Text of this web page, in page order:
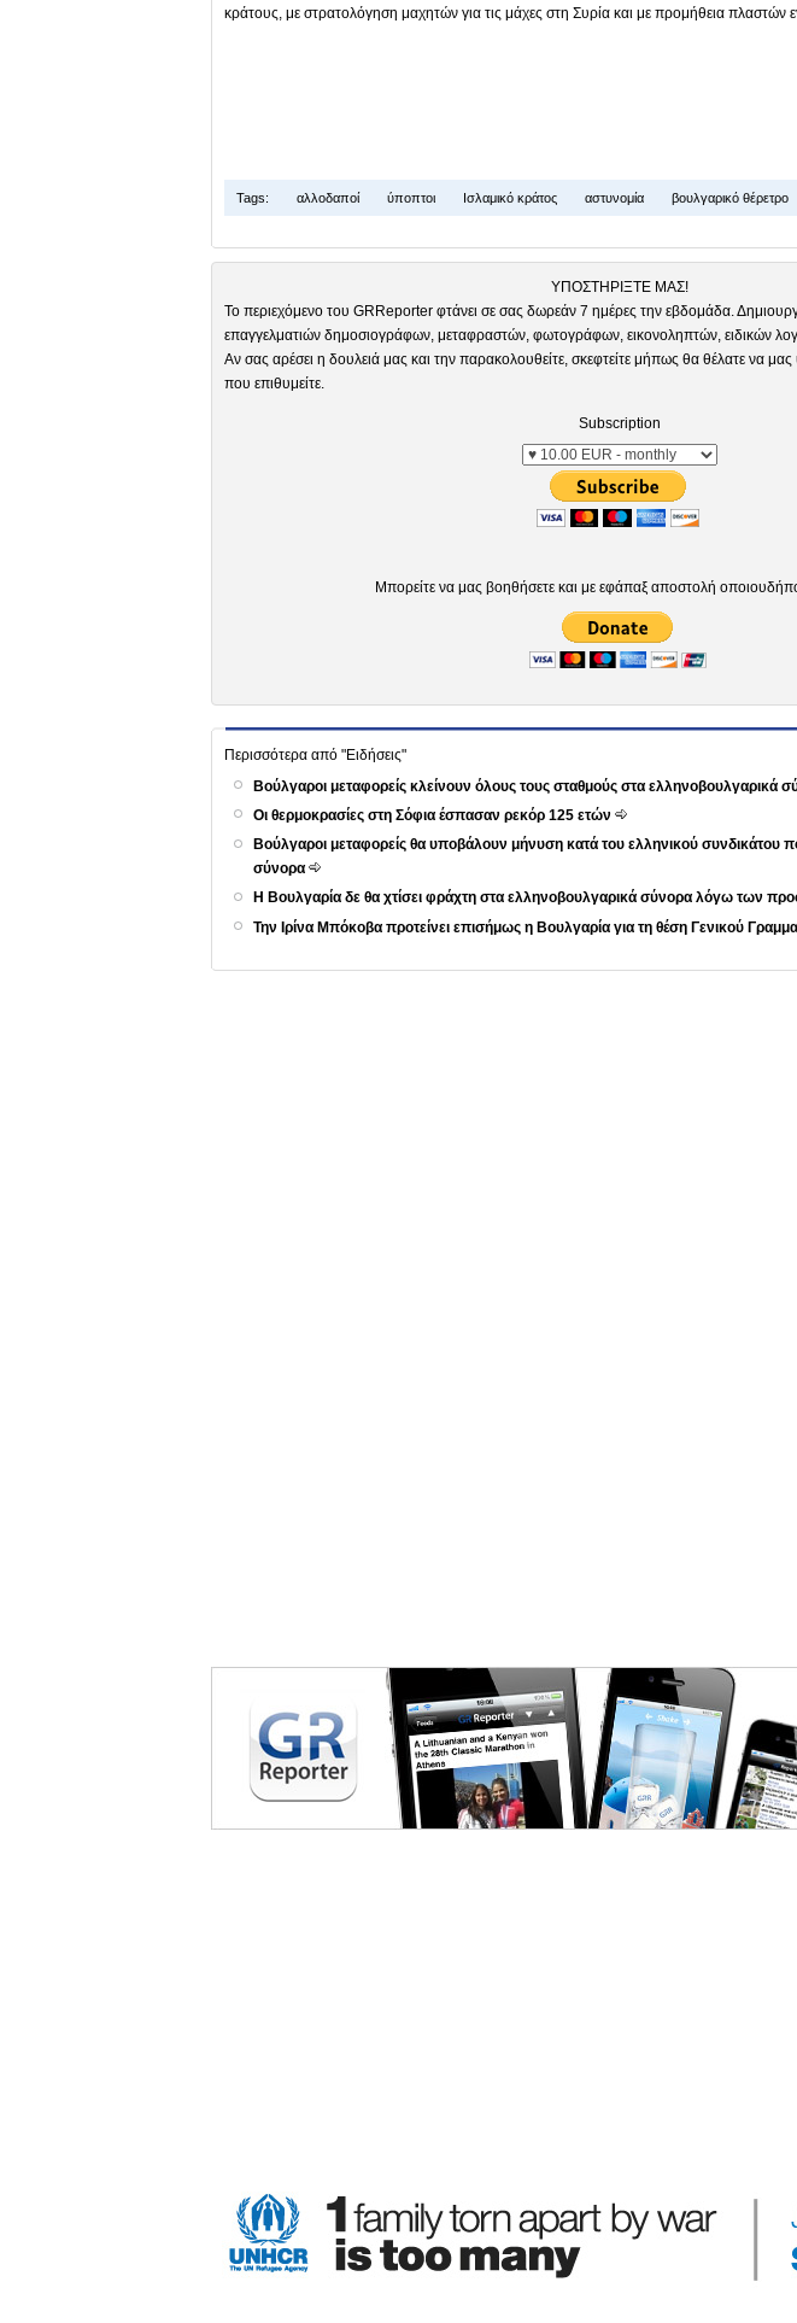
κράτους, με στρατολόγηση μαχητών για τις μάχες στη Συρία και με προμήθεια πλαστών
Tags: αλλοδαποί ύποπτοι Ισλαμικό κράτος αστυνομία βουλγαρικό θέρετρο
ΥΠΟΣΤΗΡΙΞΤΕ ΜΑΣ!
Το περιεχόμενο του GRReporter φτάνει σε σας δωρεάν 7 ημέρες την εβδομάδα.
επαγγελματιών δημοσιογράφων, μεταφραστών, φωτογράφων, εικονοληπτών, ειδικών
Αν σας αρέσει η δουλειά μας και την παρακολουθείτε, σκεφτείτε μήπως θα θέλατε να
που επιθυμείτε.
Subscription
Μπορείτε να μας βοηθήσετε και με εφάπαξ αποστολή
Περισσότερα από "Ειδήσεις"
Βούλγαροι μεταφορείς κλείνουν όλους τους σταθμούς στα ελληνοβουλγαρικά
Οι θερμοκρασίες στη Σόφια έσπασαν ρεκόρ 125 ετών
Βούλγαροι μεταφορείς θα υποβάλουν μήνυση κατά του ελληνικού συνδικάτου
σύνορα
Η Βουλγαρία δε θα χτίσει φράχτη στα ελληνοβουλγαρικά σύνορα λόγω των
Την Ιρίνα Μπόκοβα προτείνει επισήμως η Βουλγαρία για τη θέση Γενικού